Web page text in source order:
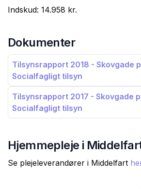
Indskud: 14.958 kr.
Dokumenter
Tilsynsrapport 2018 - Skovgade
Socialfagligt tilsyn
Tilsynsrapport 2017 - Skovgade
Socialfagligt tilsyn
Hjemmepleje i
Se plejeleverandører i Middelfart